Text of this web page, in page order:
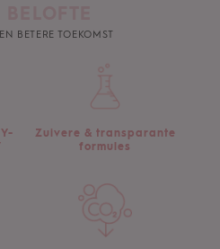
BETERE TOEKOMST
Zuivere & transparante
formules